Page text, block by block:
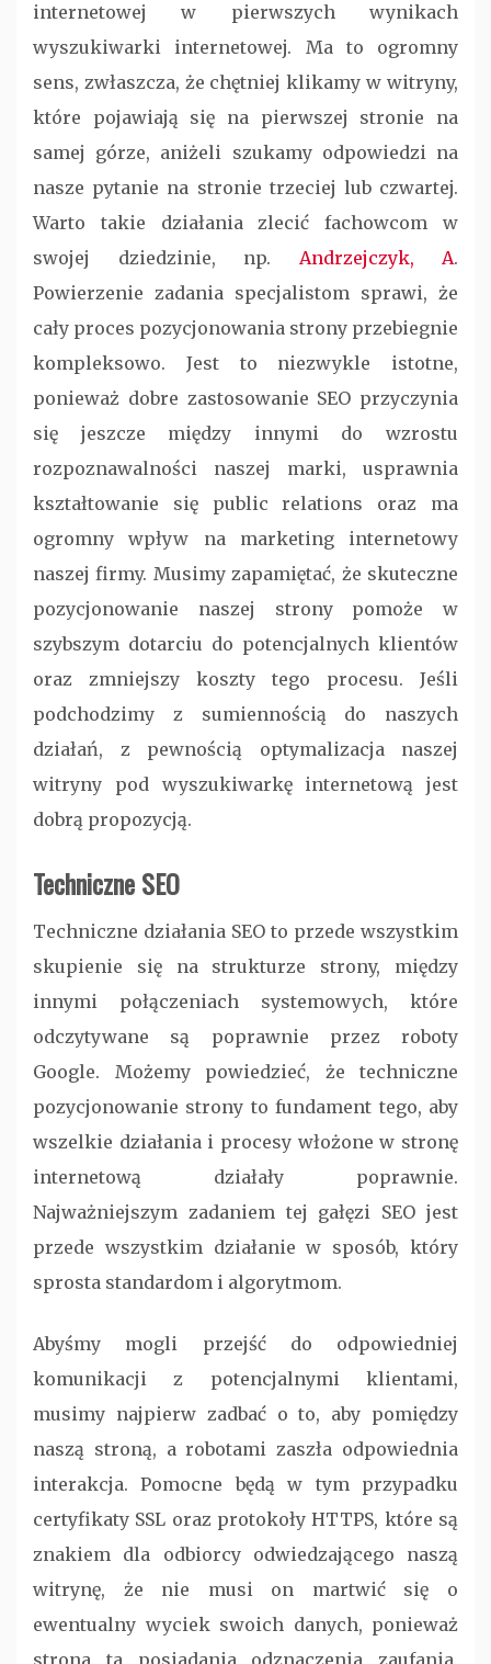
internetowej w pierwszych wynikach
wyszukiwarki internetowej. Ma to ogromny
sens, zwłaszcza, że chętniej klikamy w witryny,
które pojawiają się na pierwszej stronie na
samej górze, aniżeli szukamy odpowiedzi na
nasze pytanie na stronie trzeciej lub czwartej.
Warto takie działania zlecić fachowcom w
swojej dziedzinie, np. Andrzejczyk, A.
Powierzenie zadania specjalistom sprawi, że
cały proces pozycjonowania strony przebiegnie
kompleksowo. Jest to niezwykle istotne,
ponieważ dobre zastosowanie SEO przyczynia
się jeszcze między innymi do wzrostu
rozpoznawalności naszej marki, usprawnia
kształtowanie się public relations oraz ma
ogromny wpływ na marketing internetowy
naszej firmy. Musimy zapamiętać, że skuteczne
pozycjonowanie naszej strony pomoże w
szybszym dotarciu do potencjalnych klientów
oraz zmniejszy koszty tego procesu. Jeśli
podchodzimy z sumiennością do naszych
działań, z pewnością optymalizacja naszej
witryny pod wyszukiwarkę internetową jest
dobrą propozycją.
Techniczne SEO
Techniczne działania SEO to przede wszystkim
skupienie się na strukturze strony, między
innymi połączeniach systemowych, które
odczytywane są poprawnie przez roboty
Google. Możemy powiedzieć, że techniczne
pozycjonowanie strony to fundament tego, aby
wszelkie działania i procesy włożone w stronę
internetową działały poprawnie.
Najważniejszym zadaniem tej gałęzi SEO jest
przede wszystkim działanie w sposób, który
sprosta standardom i algorytmom.
Abyśmy mogli przejść do odpowiedniej
komunikacji z potencjalnymi klientami,
musimy najpierw zadbać o to, aby pomiędzy
naszą stroną, a robotami zaszła odpowiednia
interakcja. Pomocne będą w tym przypadku
certyfikaty SSL oraz protokoły HTTPS, które są
znakiem dla odbiorcy odwiedzającego naszą
witrynę, że nie musi on martwić się o
ewentualny wyciek swoich danych, ponieważ